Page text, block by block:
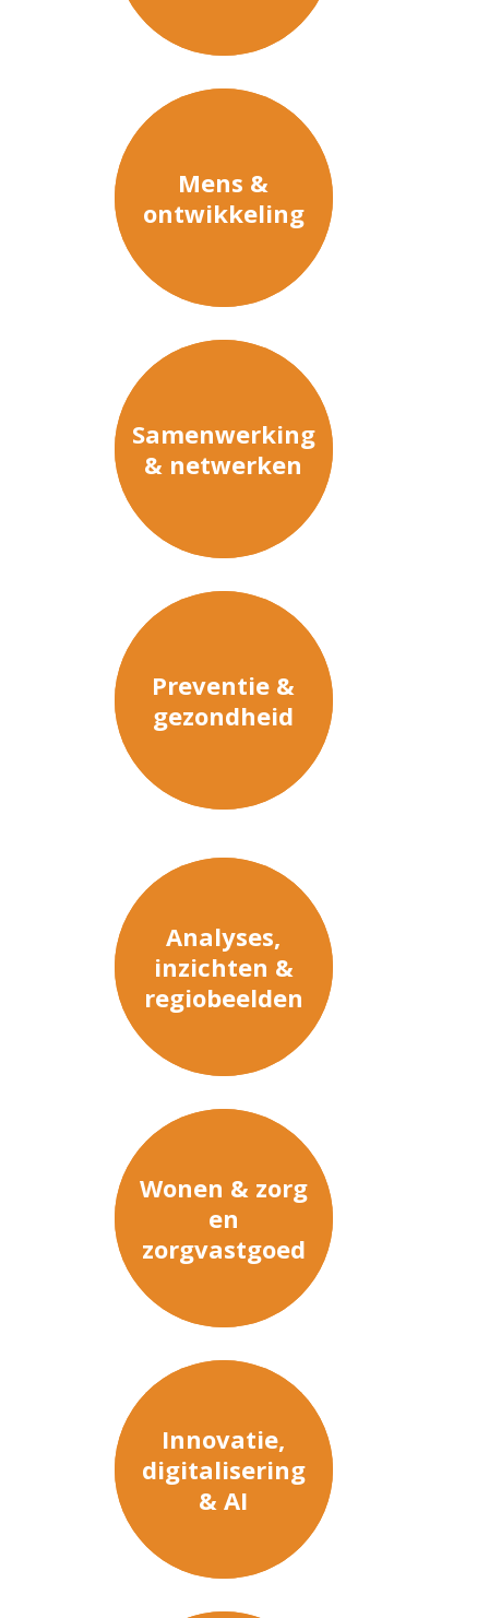
Mens &
ontwikkeling
Samenwerking
& netwerken
Preventie &
gezondheid
Analyses,
inzichten &
regiobeelden
Wonen & zorg
en
zorgvastgoed
Innovatie,
digitalisering
& AI